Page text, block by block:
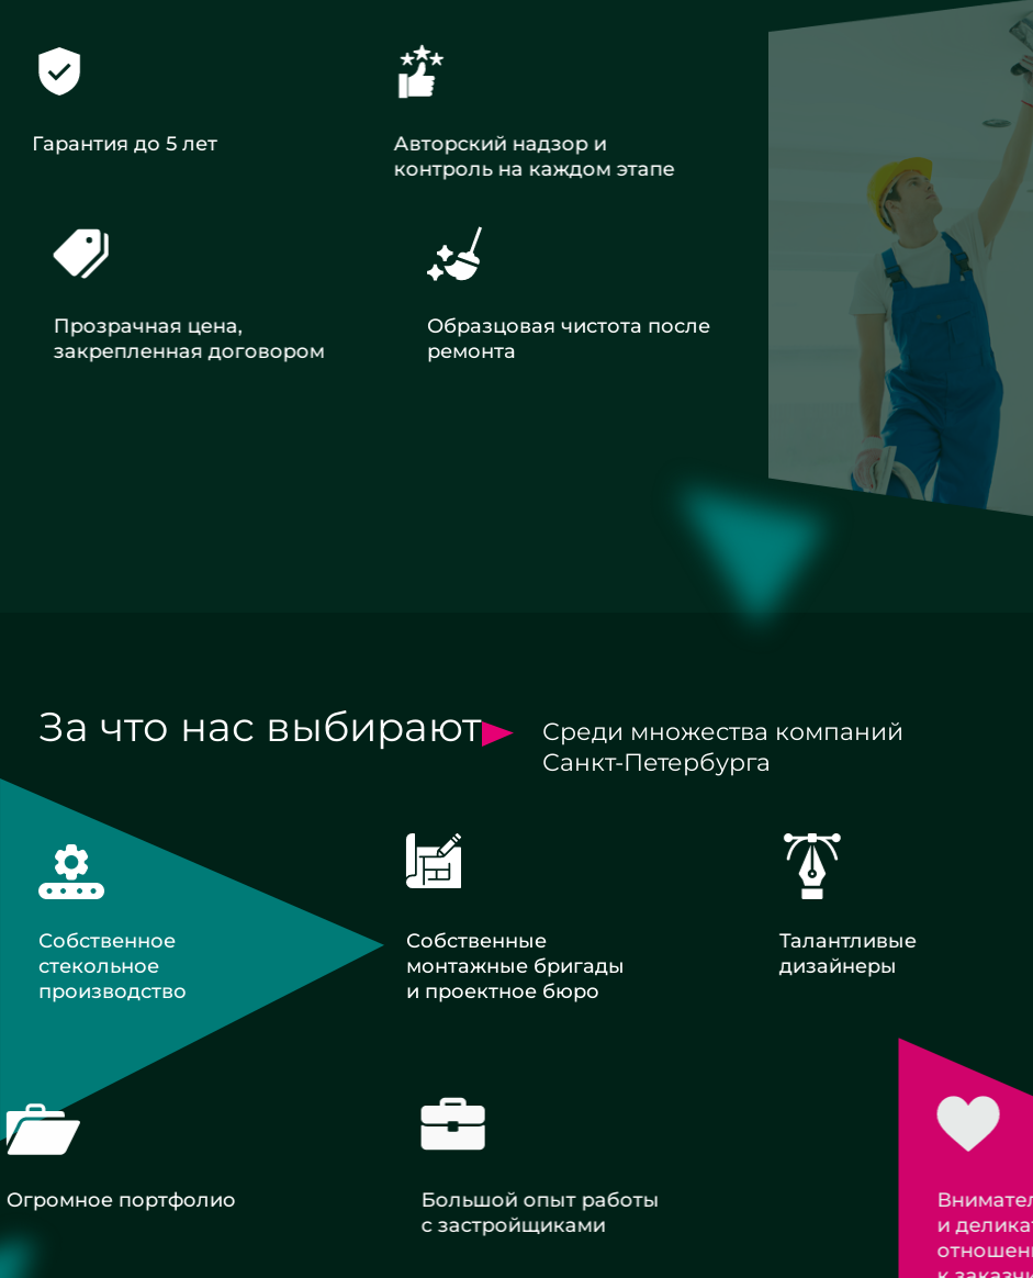
Гарантия до 5 лет
Авторский надзор и
контроль на каждом этапе
Прозрачная цена,
закрепленная договором
Образцовая чистота после
ремонта
За что нас выбирают
Среди множества компаний
Санкт-Петербурга
Собственное
стекольное
производство
Собственные
монтажные бригады
и проектное бюро
Талантливые
дизайнеры
Огромное портфолио
Большой опыт работы
с застройщиками